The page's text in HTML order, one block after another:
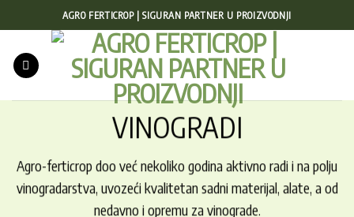
na
AGRO FERTICROP | SIGURAN PARTNER U PROIZVODNJI
VINOGRADI
Agro-ferticrop doo već nekoliko godina aktivno radi i na polju
vinogradarstva, uvozeći kvalitetan sadni materijal, alate, a od
nedavno i opremu za vinograde.